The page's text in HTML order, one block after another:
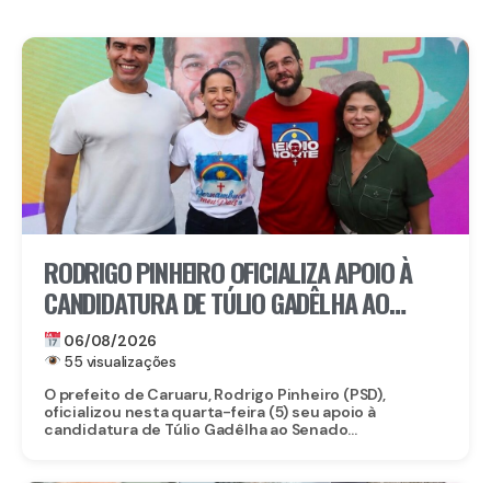
RODRIGO PINHEIRO OFICIALIZA APOIO À
CANDIDATURA DE TÚLIO GADÊLHA AO
SENADO
06/08/2026
55 visualizações
O prefeito de Caruaru, Rodrigo Pinheiro (PSD),
oficializou nesta quarta-feira (5) seu apoio à
candidatura de Túlio Gadêlha ao Senado...